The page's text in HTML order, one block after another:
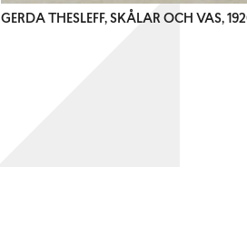
GERDA THESLEFF, SKÅLAR OCH VAS,